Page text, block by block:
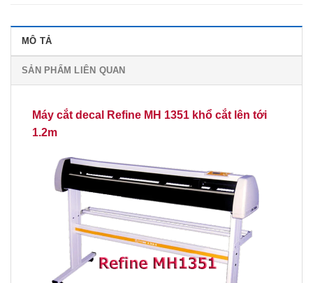
MÔ TẢ
SẢN PHẨM LIÊN QUAN
Máy cắt decal Refine MH 1351 khổ cắt lên tới
1.2m